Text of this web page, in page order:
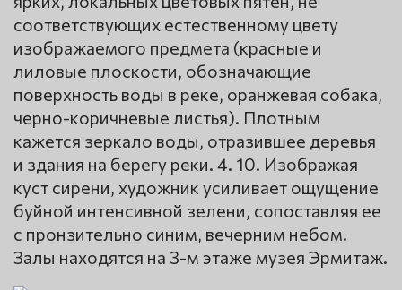
соответствующих естественному цвету
изображаемого предмета (красные и
лиловые плоскости, обозначающие
поверхность воды в реке, оранжевая собака,
черно-коричневые листья). Плотным
кажется зеркало воды, отразившее деревья
и здания на берегу реки. 4. 10. Изображая
куст сирени, художник усиливает ощущение
буйной интенсивной зелени, сопоставляя ее
с пронзительно синим, вечерним небом.
Залы находятся на 3-м этаже музея Эрмитаж.